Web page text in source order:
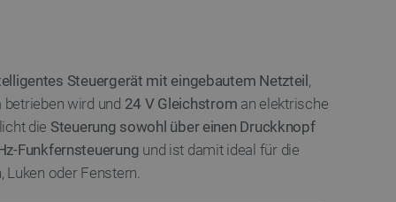
Steuergerät mit eingebautem Netzteil ,
betrieben wird und 24 V Gleichstrom an elektrische
die Steuerung sowohl über einen Druckknopf
Funkfernsteuerung und ist damit ideal für die
Luken oder Fenstern.